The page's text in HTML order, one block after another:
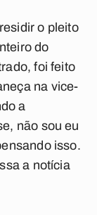
o pleito
do
foi feito
na vice-
a
não sou eu
isso.
a notícia